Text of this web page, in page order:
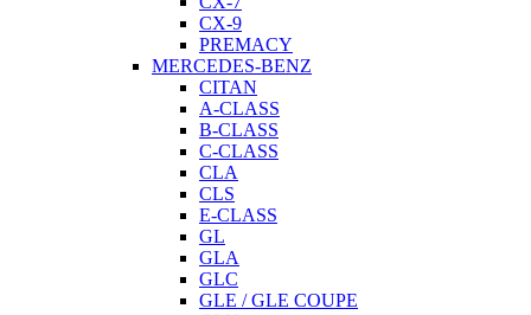
CX-9
PREMACY
MERCEDES-BENZ
CITAN
A-CLASS
B-CLASS
C-CLASS
CLA
CLS
E-CLASS
GL
GLA
GLC
GLE / GLE COUPE